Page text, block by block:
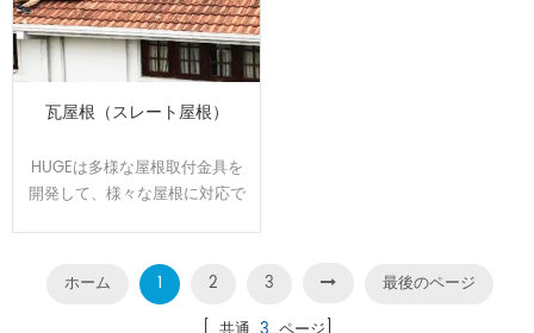
瓦屋根（スレート屋根）
HUGEは多様な屋根取付金具を
開発して、様々な屋根に対応で
計、製造可能です。効率よく、
施工性に優れた架台です。
ホーム 1 2 3
最後のページ